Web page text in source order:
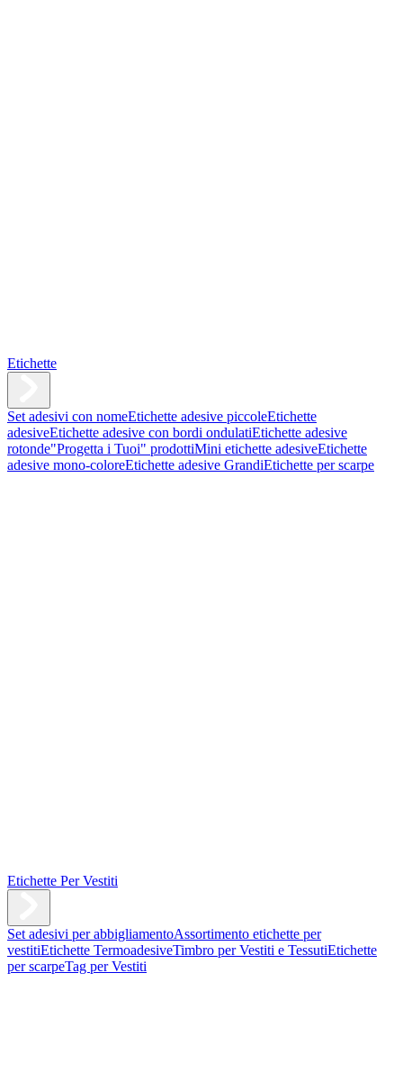
Etichette
Set adesivi con nomeEtichette adesive piccoleEtichette
adesiveEtichette adesive con bordi ondulatiEtichette adesive
rotonde"Progetta i Tuoi" prodottiMini etichette adesiveEtichette
adesive mono-coloreEtichette adesive GrandiEtichette per scarpe
Etichette Per Vestiti
Set adesivi per abbigliamentoAssortimento etichette per
vestitiEtichette TermoadesiveTimbro per Vestiti e TessutiEtichette
per scarpeTag per Vestiti